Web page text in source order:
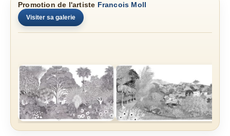
Promotion de l'artiste Francois Moll
Visiter sa galerie